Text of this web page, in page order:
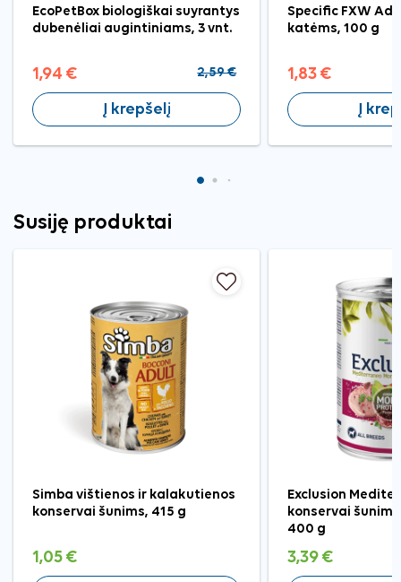
EcoPetBox biologiškai suyrantys
dubenėliai augintiniams, 3 vnt.
1,94 € 2,59 €
Į krepšelį
Specific FXW
katėms, 100 g
1,83 €
Į
Susiję produktai
Simba vištienos ir kalakutienos
konservai šunims, 415 g
1,05 €
Exclusion
konservai
400 g
3,39 €